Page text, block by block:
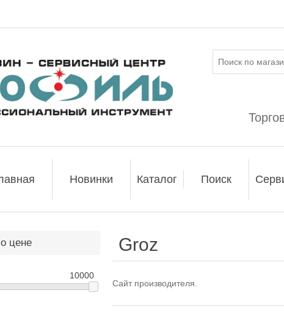
Новинки Каталог Поиск
цене
10000
Groz
Сайт производителя.